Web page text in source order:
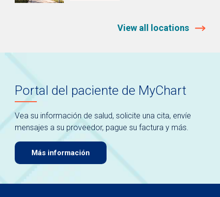
View all locations
Portal del paciente de MyChart
Vea su información de salud, solicite una cita, envíe
mensajes a su proveedor, pague su factura y más.
Más información